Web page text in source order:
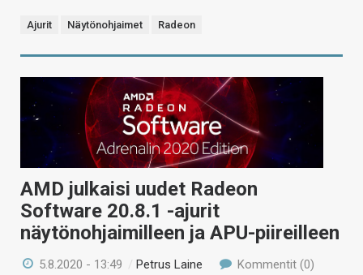
Ajurit Näytönohjaimet Radeon
AMD julkaisi uudet Radeon
Software 20.8.1 -ajurit
näytönohjaimilleen ja APU-piireilleen
5.8.2020 - 13:49 /Petrus Laine Kommentit (0)